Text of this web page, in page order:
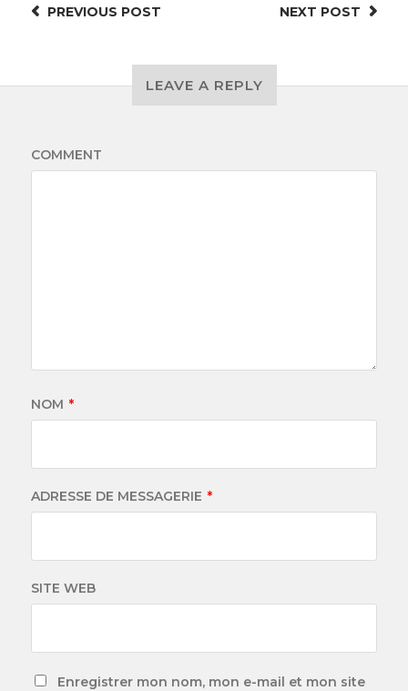
NEXT POST
PREVIOUS POST
LEAVE A REPLY
COMMENT
NOM *
ADRESSE DE MESSAGERIE *
SITE WEB
Enregistrer mon nom, mon e-mail et mon site